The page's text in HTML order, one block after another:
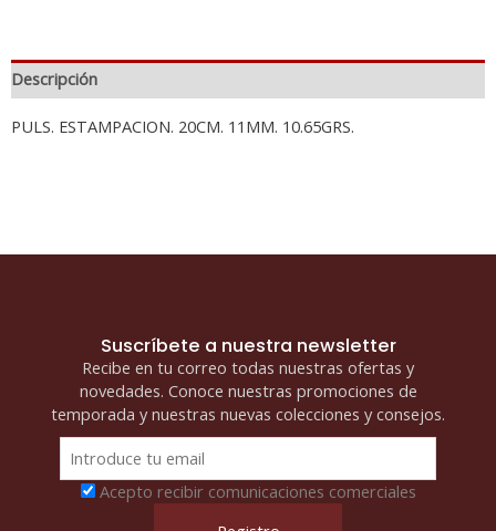
Descripción
PULS. ESTAMPACION. 20CM. 11MM. 10.65GRS.
Suscríbete a nuestra newsletter
Recibe en tu correo todas nuestras ofertas y
novedades. Conoce nuestras promociones de
temporada y nuestras nuevas colecciones y consejos.
Acepto recibir comunicaciones comerciales